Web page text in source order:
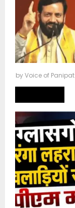
byVoice of Panipat